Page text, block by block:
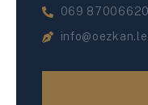
069 87006620